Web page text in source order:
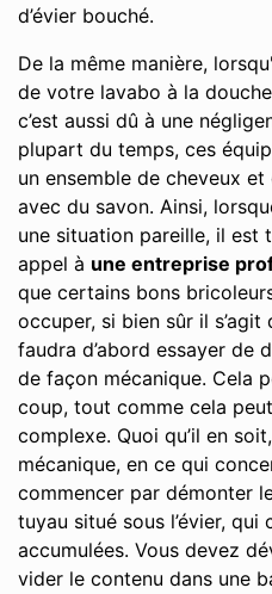
d’évier bouché.
De la même manière,
de votre lavabo à la
c’est aussi dû à une
plupart du temps, ces
un ensemble de cheveux
avec du savon. Ainsi,
une situation pareille, il est
appel à une entreprise
que certains bons
occuper, si bien sûr il s’agit
faudra d’abord essayer de
de façon mécanique. Cela
coup, tout comme cela
complexe. Quoi qu’il en
mécanique, en ce qui
commencer par démonter
tuyau situé sous l’évier,
accumulées. Vous devez
vider le contenu dans une